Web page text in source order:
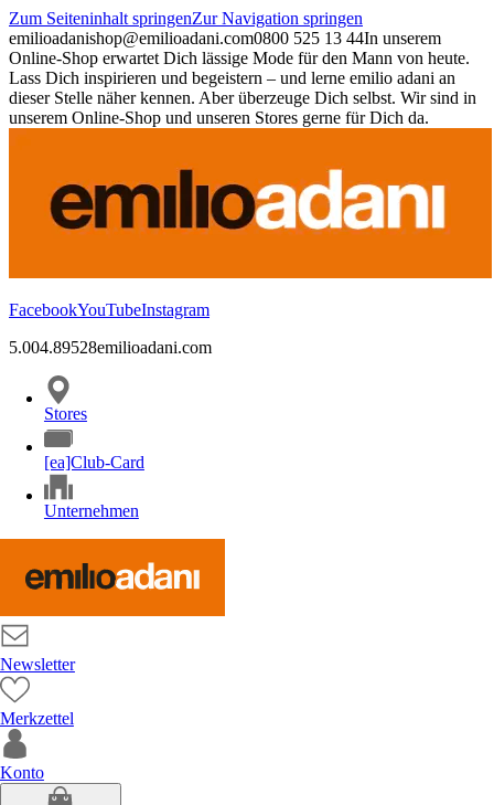
Zum Seiteninhalt springenZur Navigation springen
emilioadanishop@emilioadani.com0800 525 13 44In unserem
Online-Shop erwartet Dich lässige Mode für den Mann von heute.
Lass Dich inspirieren und begeistern – und lerne emilio adani an
dieser Stelle näher kennen. Aber überzeuge Dich selbst. Wir sind in
unserem Online-Shop und unseren Stores gerne für Dich da.
FacebookYouTubeInstagram
5.004.89528emilioadani.com
Stores
[ea]Club-Card
Unternehmen
Newsletter
Merkzettel
Konto